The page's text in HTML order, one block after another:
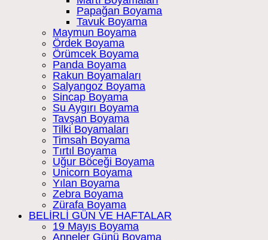
Papağan Boyama
Tavuk Boyama
Maymun Boyama
Ördek Boyama
Örümcek Boyama
Panda Boyama
Rakun Boyamaları
Salyangoz Boyama
Sincap Boyama
Su Aygırı Boyama
Tavşan Boyama
Tilki Boyamaları
Timsah Boyama
Tırtıl Boyama
Uğur Böceği Boyama
Unicorn Boyama
Yılan Boyama
Zebra Boyama
Zürafa Boyama
BELİRLİ GÜN VE HAFTALAR
19 Mayıs Boyama
Anneler Günü Boyama